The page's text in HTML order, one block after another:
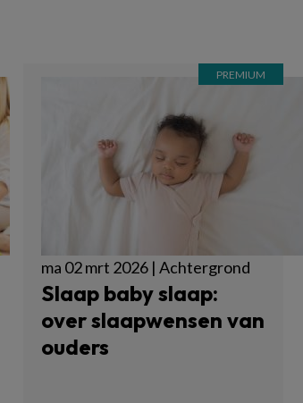
ma 02 mrt 2026 | Achtergrond
Slaap baby slaap:
over slaapwensen van
ouders